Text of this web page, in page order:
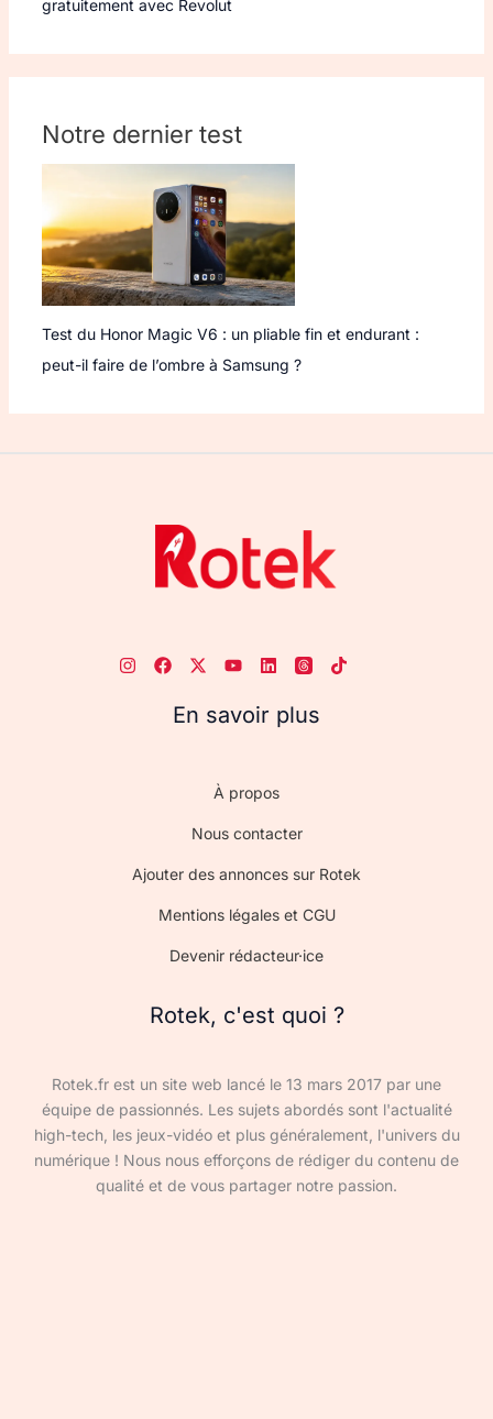
gratuitement avec Revolut
Notre dernier test
Test du Honor Magic V6 : un pliable fin et endurant :
peut-il faire de l’ombre à Samsung ?
En savoir plus
À propos
Nous contacter
Ajouter des annonces sur Rotek
Mentions légales et CGU
Devenir rédacteur·ice
Rotek, c'est quoi ?
Rotek.fr est un site web lancé le 13 mars 2017 par une
équipe de passionnés. Les sujets abordés sont l'actualité
high-tech, les jeux-vidéo et plus généralement, l'univers du
numérique ! Nous nous efforçons de rédiger du contenu de
qualité et de vous partager notre passion.